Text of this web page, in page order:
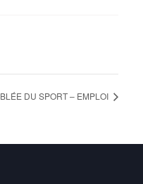
DU SPORT – EMPLOI